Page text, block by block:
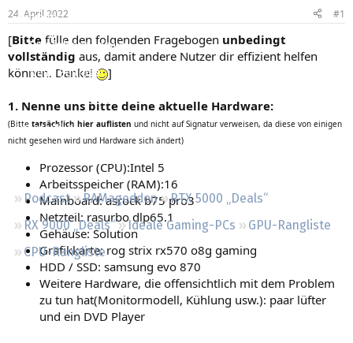
Aktuelles
Empfohlene Inhalte
Neue Beiträge
Neueste Aktivitäten
Leserartikel
Podcast RAMageddon
RTX 5000 „Deals“
RX 9000 „Deals“
Ideale Gaming-PCs
GPU-Rangliste
CPU-Rangliste
m
24. April 2022 #1
[Bitte fülle den folgenden Fragebogen unbedingt
vollständig aus, damit andere Nutzer dir effizient helfen
können. Danke!
]
1. Nenne uns bitte deine aktuelle Hardware:
(Bitte tatsächlich hier auflisten und nicht auf Signatur verweisen, da diese von einigen
nicht gesehen wird und Hardware sich ändert)
Prozessor (CPU):Intel 5
Arbeitsspeicher (RAM):16
Mainboard: asrock b75 pro3
Netzteil: rasurbo dlp65.1
Gehäuse: Solution
Grafikkarte: rog strix rx570 o8g gaming
HDD / SSD: samsung evo 870
Weitere Hardware, die offensichtlich mit dem Problem
zu tun hat(Monitormodell, Kühlung usw.): paar lüfter
und ein DVD Player